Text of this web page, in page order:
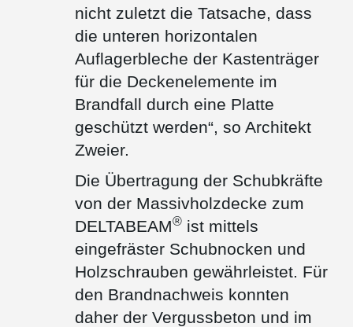
nicht zuletzt die Tatsache, dass
die unteren horizontalen
Auflagerbleche der Kastenträger
für die Deckenelemente im
Brandfall durch eine Platte
geschützt werden“, so Architekt
Zweier.
Die Übertragung der Schubkräfte
von der Massivholzdecke zum
DELTABEAM® ist mittels
eingefräster Schubnocken und
Holzschrauben gewährleistet. Für
den Brandnachweis konnten
daher der Vergussbeton und im